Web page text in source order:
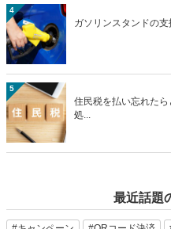
4
ガソリンスタンドの
5
住民税を払い忘れた
処...
最近話題